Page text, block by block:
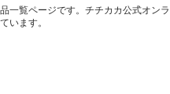
一覧ページです。チチカカ公式オン
います。